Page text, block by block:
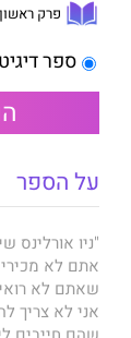
פרק ראשון
ספר
על הספר
"ניו אורלינס
אתם לא
שאתם לא
אני לא צריך